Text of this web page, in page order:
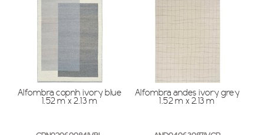
Alfombra copnh ivory blue
1.52 m x 2.13 m
Alfombra andes ivory grey
1.52 m x 2.13 m